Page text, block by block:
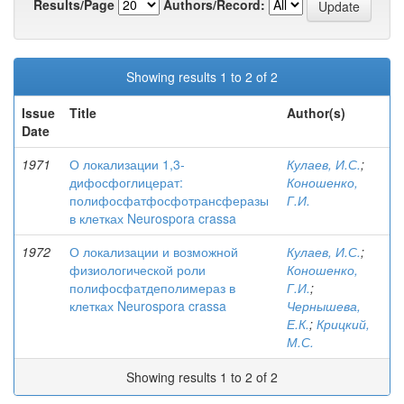
Results/Page
Authors/Record:
Showing results 1 to 2 of 2
Issue
Date
Title Author(s)
1971
О локализации 1,3-
дифосфоглицерат:
полифосфатфосфотрансферазы
в клетках Neurospora crassa
Кулаев, И.С.;
Коношенко,
Г.И.
1972
О локализации и возможной
физиологической роли
полифосфатдеполимераз в
клетках Neurospora crassa
Кулаев, И.С.;
Коношенко,
Г.И.;
Чернышева,
Е.К.; Крицкий,
М.С.
Showing results 1 to 2 of 2